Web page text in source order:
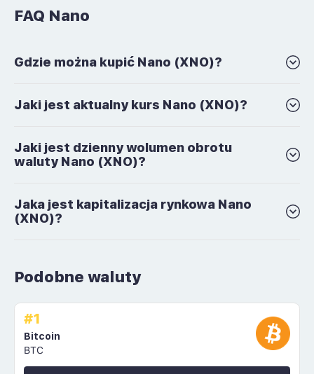
FAQ Nano
Gdzie można kupić Nano (XNO)?
Jaki jest aktualny kurs Nano (XNO)?
Jaki jest dzienny wolumen obrotu
waluty Nano (XNO)?
Jaka jest kapitalizacja rynkowa Nano
(XNO)?
Podobne waluty
#1
Bitcoin
BTC